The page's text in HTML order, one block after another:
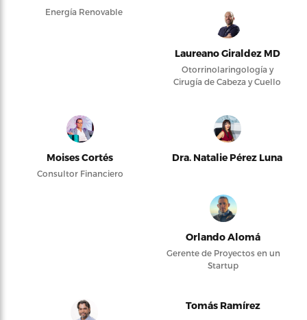
Energía Renovable
Laureano Giraldez MD
Otorrinolaringología y
Cirugía de Cabeza y Cuello
Moises Cortés
Consultor Financiero
Dra. Natalie Pérez Luna
Orlando Alomá
Gerente de Proyectos en un
Startup
Tomás Ramírez